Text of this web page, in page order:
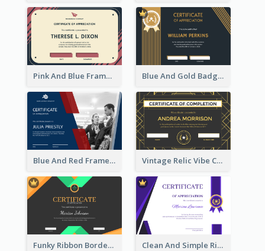
Pink And Blue Frame Company Certificate Blue And Gold Badge Appreciation Certificate
Blue And Red Frame With Photo Certificate Vintage Relic Vibe Certificate Design Template
Funky Ribbon Border Certificate Design Template Clean And Simple Ribbon Certificate Design Ideas